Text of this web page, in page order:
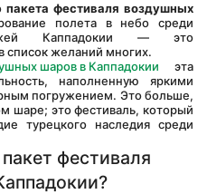
пакета фестиваля воздушных
полета в небо среди
Каппадокии — это
список желаний многих.
шаров в Каппадокии эта
наполненную яркими
погружением. Это больше,
шаре; это фестиваль, который
турецкого наследия среди
фестиваля